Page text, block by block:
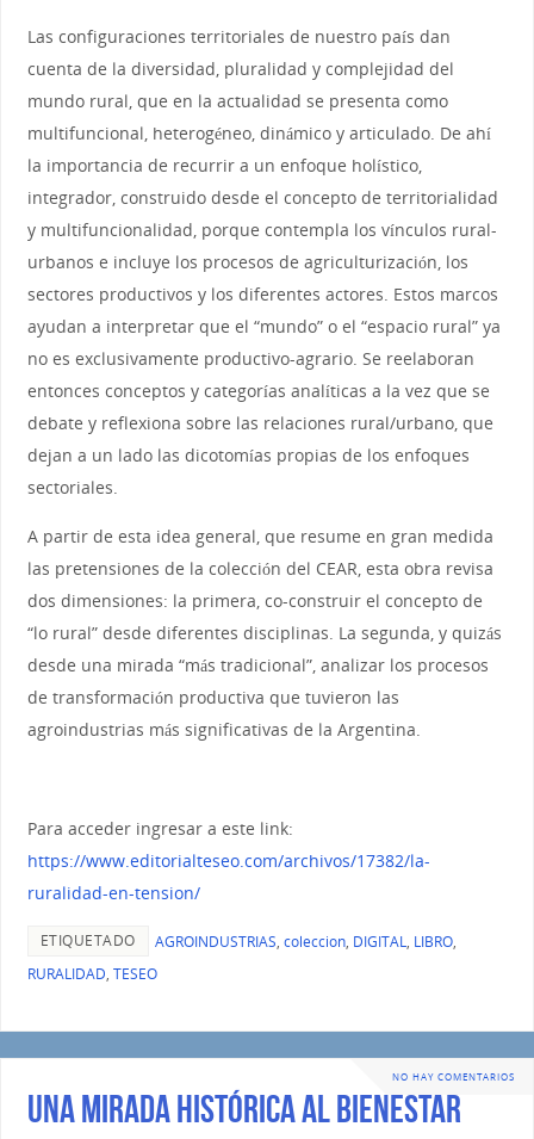
Las configuraciones territoriales de nuestro país dan
cuenta de la diversidad, pluralidad y complejidad del
mundo rural, que en la actualidad se presenta como
multifuncional, heterogéneo, dinámico y articulado. De ahí
la importancia de recurrir a un enfoque holístico,
integrador, construido desde el concepto de territorialidad
y multifuncionalidad, porque contempla los vínculos rural-
urbanos e incluye los procesos de agriculturización, los
sectores productivos y los diferentes actores. Estos marcos
ayudan a interpretar que el “mundo” o el “espacio rural” ya
no es exclusivamente productivo-agrario. Se reelaboran
entonces conceptos y categorías analíticas a la vez que se
debate y reflexiona sobre las relaciones rural/urbano, que
dejan a un lado las dicotomías propias de los enfoques
sectoriales.
A partir de esta idea general, que resume en gran medida
las pretensiones de la colección del CEAR, esta obra revisa
dos dimensiones: la primera, co-construir el concepto de
“lo rural” desde diferentes disciplinas. La segunda, y quizás
desde una mirada “más tradicional”, analizar los procesos
de transformación productiva que tuvieron las
agroindustrias más significativas de la Argentina.
Para acceder ingresar a este link:
https://www.editorialteseo.com/archivos/17382/la-
ruralidad-en-tension/
ETIQUETADO AGROINDUSTRIAS, coleccion, DIGITAL, LIBRO,
RURALIDAD, TESEO
NO HAY COMENTARIOS
UNA MIRADA HISTÓRICA AL BIENESTAR